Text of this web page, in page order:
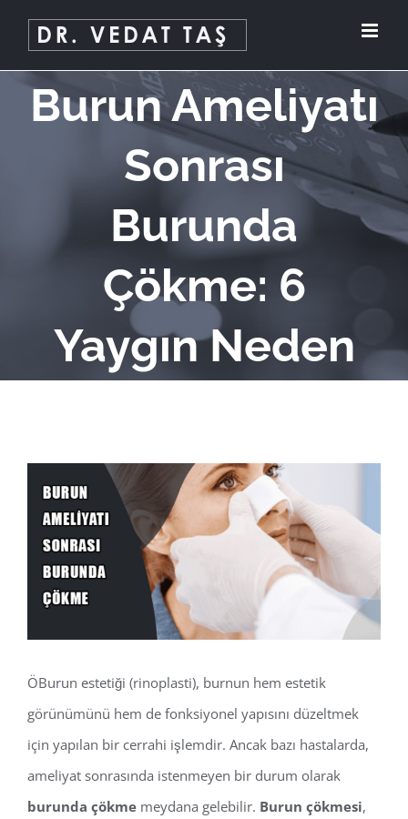
content
Burun Ameliyatı
Sonrası
Burunda
Çökme: 6
Yaygın Neden
Larger
Image
ÖBurun estetiği (rinoplasti), burnun hem estetik
görünümünü hem de fonksiyonel yapısını düzeltmek
için yapılan bir cerrahi işlemdir. Ancak bazı hastalarda,
ameliyat sonrasında istenmeyen bir durum olarak
burunda çökme meydana gelebilir. Burun çökmesi,